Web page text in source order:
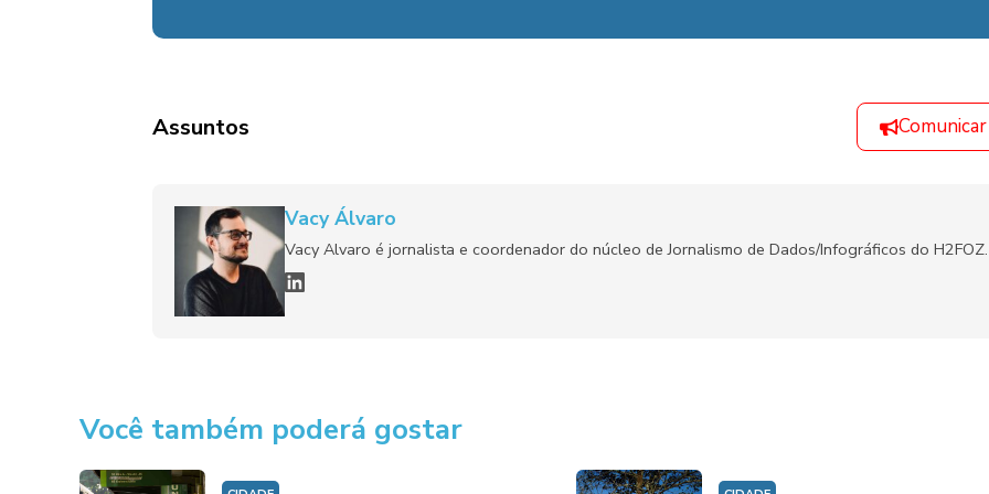
Assuntos
Vacy Álvaro
Vacy Alvaro é jornalista e coordenador do núcleo de Jornalismo de Dados/Infográficos do H2FOZ.
Você também poderá gostar